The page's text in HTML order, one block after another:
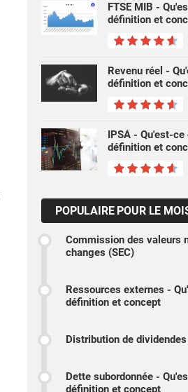
FTSE MIB -
définition et
Revenu réel -
définition et
IPSA - Qu'est-ce
définition et
POPULAIRE POUR LE
Commission des valeurs
changes (SEC)
Ressources externes -
définition et concept
Distribution de
Dette subordonnée -
définition et concept